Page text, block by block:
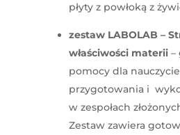
płyty z powłoką z
zestaw LABOLAB –
właściwości materii –
pomocy dla
przygotowania i
w zespołach
Zestaw zawiera